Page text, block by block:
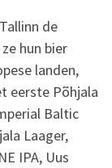
de
hun bier
landen,
eerste Põhjala
Baltic
Laager,
IPA, Uus